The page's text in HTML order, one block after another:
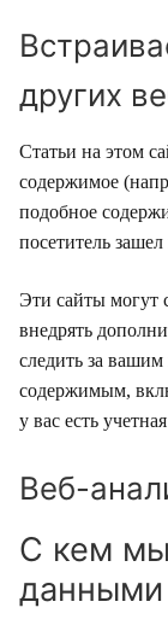
других
Статьи на этом
содержимое
подобное
посетитель
Эти сайты могут
внедрять
следить за
содержимым,
у вас есть
Веб-
С кем
данными